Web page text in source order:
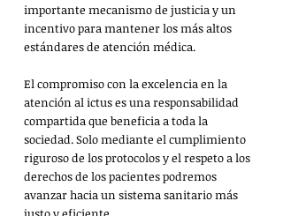
importante mecanismo de justicia y un
incentivo para mantener los más altos
estándares de atención médica.
El compromiso con la excelencia en la
atención al ictus es una responsabilidad
compartida que beneficia a toda la
sociedad. Solo mediante el cumplimiento
riguroso de los protocolos y el respeto a los
derechos de los pacientes podremos
avanzar hacia un sistema sanitario más